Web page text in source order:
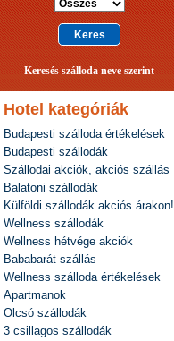
Keresés szálloda neve szerint
Hotel kategóriák
Budapesti szálloda értékelések
Budapesti szállodák
Szállodai akciók, akciós szállás
Balatoni szállodák
Külföldi szállodák akciós árakon!
Wellness szállodák
Wellness hétvége akciók
Bababarát szállás
Wellness szálloda értékelések
Apartmanok
Olcsó szállodák
3 csillagos szállodák